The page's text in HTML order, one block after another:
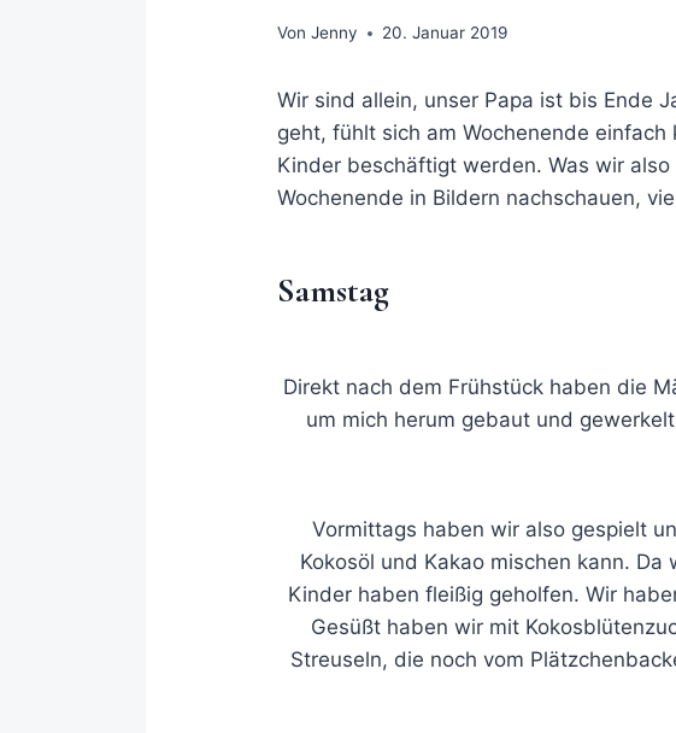
Von Jenny 20. Januar 2019
Wir sind allein, unser Papa ist bis Ende
geht, fühlt sich am Wochenende
Kinder beschäftigt werden. Was wir
Wochenende in Bildern nachschauen,
Samstag
Direkt nach dem Frühstück haben die
um mich herum gebaut und
Vormittags haben wir also gespielt
Kokosöl und Kakao mischen kann.
Kinder haben fleißig geholfen. Wir
Gesüßt haben wir mit
Streuseln, die noch vom